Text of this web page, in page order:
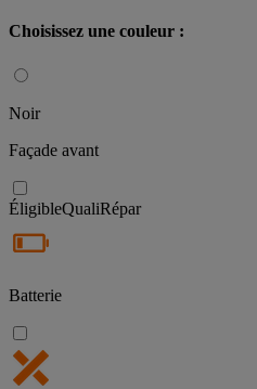
Choisissez une couleur :
Noir
Façade avant
ÉligibleQualiRépar
Batterie